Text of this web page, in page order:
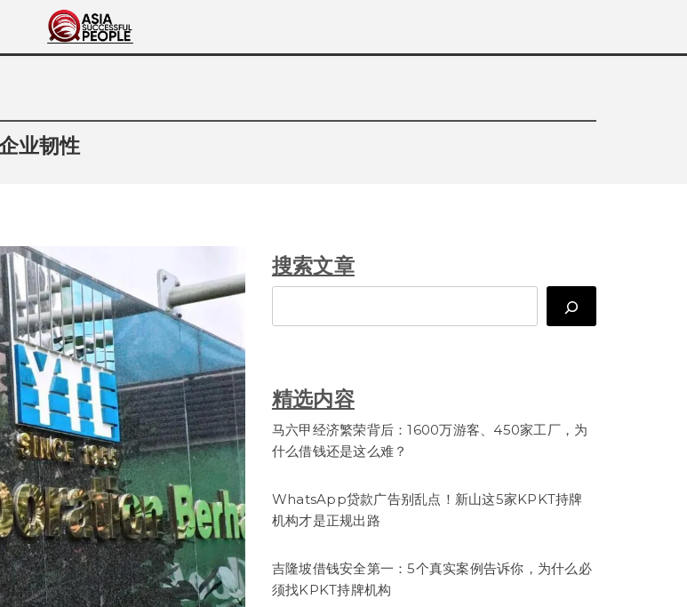
Successful
亚洲成功人士的传奇故事
业韧性
搜索文章
精选内容
马六甲经济繁荣背后：1600万游客、450家工厂，为
什么借钱还是这么难？
WhatsApp贷款广告别乱点！新山这5家KPKT持牌
机构才是正规出路
吉隆坡借钱安全第一：5个真实案例告诉你，为什么必
须找KPKT持牌机构